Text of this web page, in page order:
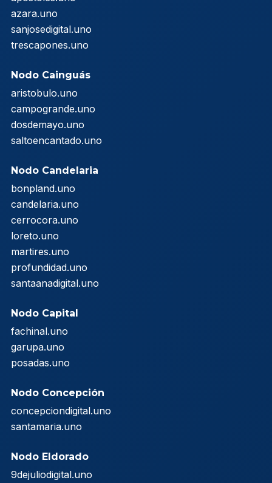
azara.uno
sanjosedigital.uno
trescapones.uno
Nodo Cainguás
aristobulo.uno
campogrande.uno
dosdemayo.uno
saltoencantado.uno
Nodo Candelaria
bonpland.uno
candelaria.uno
cerrocora.uno
loreto.uno
martires.uno
profundidad.uno
santaanadigital.uno
Nodo Capital
fachinal.uno
garupa.uno
posadas.uno
Nodo Concepción
concepciondigital.uno
santamaria.uno
Nodo Eldorado
9dejuliodigital.uno